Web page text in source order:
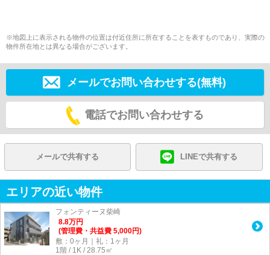
※地図上に表示される物件の位置は付近住所に所在することを表すものであり、実際の
物件所在地とは異なる場合がございます。
メールでお問い合わせする(無料)
電話でお問い合わせする
メールで共有する LINEで共有する
エリアの近い物件
フォンティーヌ柴崎
8.8万円
(管理費・共益費 5,000円)
敷：0ヶ月｜礼：1ヶ月
1階 / 1K / 28.75㎡